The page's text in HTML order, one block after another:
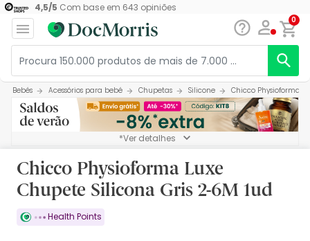
4,5/5 Com base em 643 opiniões
0
Bebés Acessórios para bebé Chupetas Silicone Chicco Physioforma
*Ver detalhes
Chicco Physioforma Luxe
Chupete Silicona Gris 2-6M 1ud
Health Points